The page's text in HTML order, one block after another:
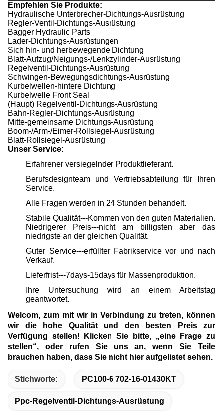
Empfehlen Sie Produkte:
Hydraulische Unterbrecher-Dichtungs-Ausrüstung
Regler-Ventil-Dichtungs-Ausrüstung
Bagger Hydraulic Parts
Lader-Dichtungs-Ausrüstungen
Sich hin- und herbewegende Dichtung
Blatt-Aufzug/Neigungs-/Lenkzylinder-Ausrüstung
Regelventil-Dichtungs-Ausrüstung
Schwingen-Bewegungsdichtungs-Ausrüstung
Kurbelwellen-hintere Dichtung
Kurbelwelle Front Seal
(Haupt) Regelventil-Dichtungs-Ausrüstung
Bahn-Regler-Dichtungs-Ausrüstung
Mitte-gemeinsame Dichtungs-Ausrüstung
Boom-/Arm-/Eimer-Rollsiegel-Ausrüstung
Blatt-Rollsiegel-Ausrüstung
Unser Service:
Erfahrener versiegelnder Produktlieferant.
Berufsdesignteam und Vertriebsabteilung für Ihren
Service.
Alle Fragen werden in 24 Stunden behandelt.
Stabile Qualität---Kommen von den guten Materialien.
Niedrigerer Preis---nicht am billigsten aber das
niedrigste an der gleichen Qualität.
Guter Service---erfüllter Fabrikservice vor und nach
Verkauf.
Lieferfrist---7days-15days für Massenproduktion.
Ihre Untersuchung wird an einem Arbeitstag
geantwortet.
Welcom, zum mit wir in Verbindung zu treten, können
wir die hohe Qualität und den besten Preis zur
Verfügung stellen! Klicken Sie bitte, „eine Frage zu
stellen“, oder rufen Sie uns an, wenn Sie Teile
brauchen haben, dass Sie nicht hier aufgelistet sehen.
Stichworte: PC100-6 702-16-01430KT
Ppc-Regelventil-Dichtungs-Ausrüstung